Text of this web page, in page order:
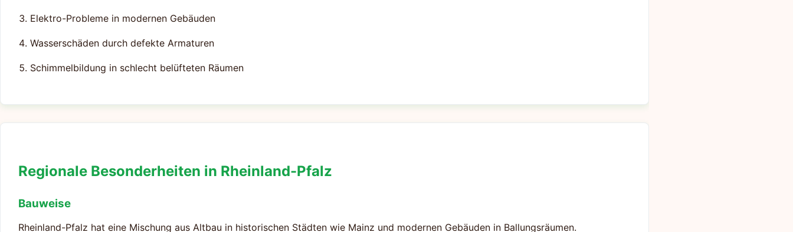
Elektro-Probleme in modernen Gebäuden
Wasserschäden durch defekte Armaturen
Schimmelbildung in schlecht belüfteten Räumen
Regionale Besonderheiten in Rheinland-Pfalz
Bauweise
Rheinland-Pfalz hat eine Mischung aus Altbau in historischen Städten wie Mainz und modernen Gebäuden in Ballungsräumen.